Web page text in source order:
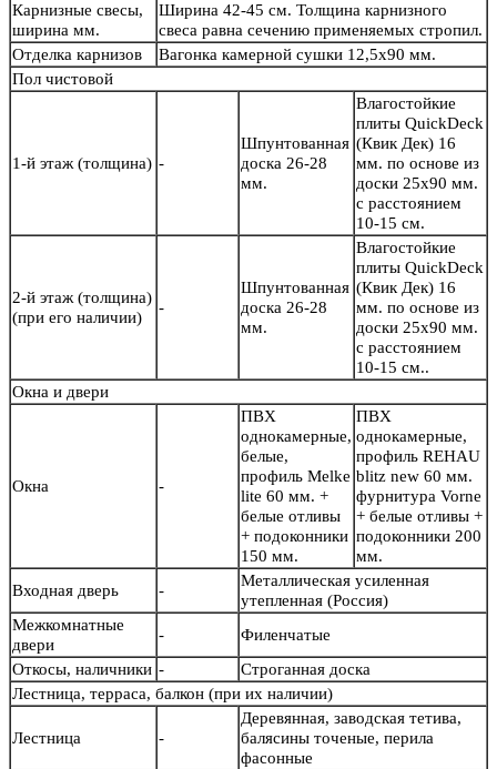
Карнизные свесы,
ширина мм.
Ширина 42-45 см. Толщина карнизного
свеса равна сечению применяемых стропил.
Отделка карнизов
Вагонка камерной сушки 12,5х90 мм.
Пол чистовой
1-й этаж (толщина) -
Шпунтованная
доска 26-28
мм.
Влагостойкие
плиты QuickDeck
(Квик Дек) 16
мм. по основе из
доски 25х90 мм.
с расстоянием
10-15 см.
2-й этаж (толщина)
(при его наличии)
-
Шпунтованная
доска 26-28
мм.
Влагостойкие
плиты QuickDeck
(Квик Дек) 16
мм. по основе из
доски 25х90 мм.
с расстоянием
10-15 см..
Окна и двери
Окна -
ПВХ
однокамерные,
белые,
профиль Melke
lite 60 мм. +
белые отливы
+ подоконники
150 мм.
ПВХ
однокамерные,
профиль REHAU
blitz new 60 мм.
фурнитура Vorne
+ белые отливы +
подоконники 200
мм.
Входная дверь
-
Металлическая усиленная
утепленная (Россия)
Межкомнатные
двери
-
Филенчатые
Откосы, наличники -
Строганная доска
Лестница, терраса, балкон (при их наличии)
Лестница -
Деревянная, заводская тетива,
балясины точеные, перила
фасонные